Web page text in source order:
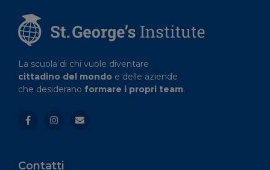
La scuola di chi vuole diventare
cittadino del mondo e delle aziende
che desiderano formare i propri team.
Contatti